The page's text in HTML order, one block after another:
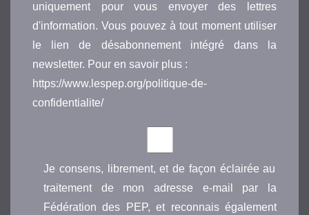
uniquement pour vous envoyer des lettres
d'information. Vous pouvez à tout moment utiliser
le lien de désabonnement intégré dans la
newsletter. Pour en savoir plus :
https://www.lespep.org/politique-de-
confidentialite/
Je consens, librement, et de façon éclairée au
traitement de mon adresse e-mail par la
Fédération des PEP, et reconnais également